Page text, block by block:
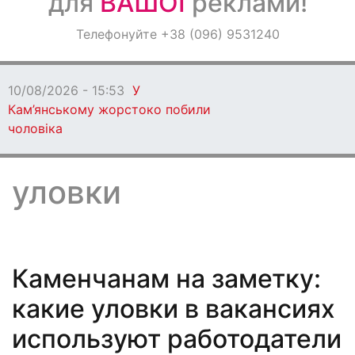
ОголошенняТелефонуйте +38 (096) 9531240
10/08/2026 - 15:53 У
Кам’янському жорстоко побили
чоловіка
уловки
Каменчанам на заметку:
какие уловки в вакансиях
используют работодатели